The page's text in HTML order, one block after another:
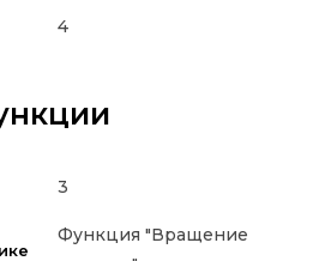
4
3
Функция "Вращение